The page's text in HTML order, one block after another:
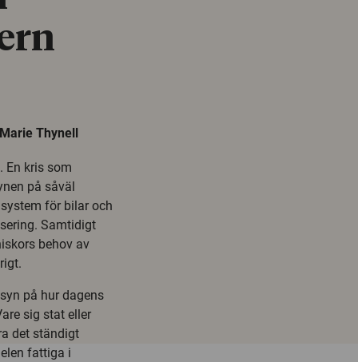
Thynell
En kris som
på såväl
för bilar och
Samtidigt
behov av
på hur dagens
sig stat eller
det ständigt
fattiga i